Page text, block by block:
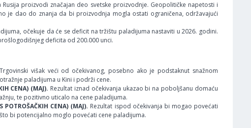
proizvodi značajan deo svetske proizvodnje. Geopolitičke napetosti i
je dao do znanja da bi proizvodnja mogla ostati ograničena, održavajući
očekuje da će se deficit na tržištu paladijuma nastaviti u 2026. godini.
deficita od 200.000 unci.
Trgovinski višak veći od očekivanog, posebno ako je podstaknut snažnom
paladijuma u Kini i podrži cene.
CENA) (MAJ). Rezultat iznad očekivanja ukazao bi na poboljšanu domaću
te pozitivno uticalo na cene paladijuma.
POTROŠAČKIH CENA) (MAJ). Rezultat ispod očekivanja bi mogao povećati
bi potencijalno moglo povećati cene paladijuma.